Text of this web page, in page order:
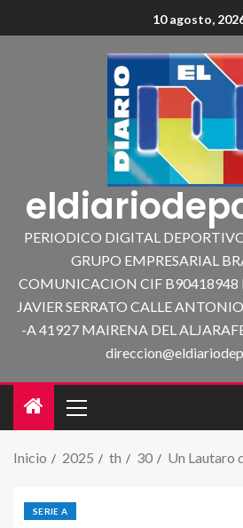
10 agosto,
PERIODICO DIGITAL
GRUPO EMPRESARIAL
COMUNICACION CIF B90418948
JAVIER SERRATO CALLE
-A 41927 MAIRENA DEL
Inicio 2025 th 30 Un Lautaro
SERIE A